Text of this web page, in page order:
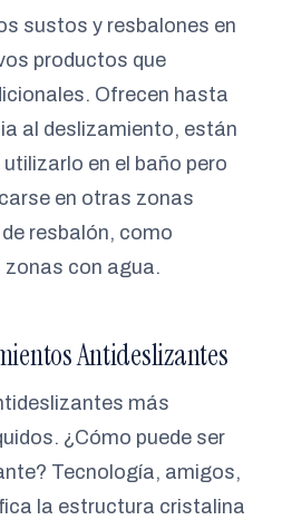
sustos y resbalones en
productos que
Ofrecen hasta
al deslizamiento, están
en el baño pero
en otras zonas
resbalón, como
zonas con agua.
Antideslizantes
más
¿Cómo puede ser
Tecnología, amigos,
la estructura cristalina